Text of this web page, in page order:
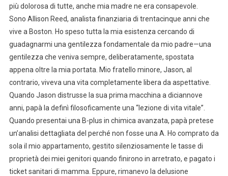
più dolorosa di tutte, anche mia madre ne era consapevole.
Sono Allison Reed, analista finanziaria di trentacinque anni che
vive a Boston. Ho speso tutta la mia esistenza cercando di
guadagnarmi una gentilezza fondamentale da mio padre—una
gentilezza che veniva sempre, deliberatamente, spostata
appena oltre la mia portata. Mio fratello minore, Jason, al
contrario, viveva una vita completamente libera da aspettative.
Quando Jason distrusse la sua prima macchina a diciannove
anni, papà la definì filosoficamente una “lezione di vita vitale”.
Quando presentai una B-plus in chimica avanzata, papà pretese
un’analisi dettagliata del perché non fosse una A. Ho comprato da
sola il mio appartamento, gestito silenziosamente le tasse di
proprietà dei miei genitori quando finirono in arretrato, e pagato i
ticket sanitari di mamma. Eppure, rimanevo la delusione